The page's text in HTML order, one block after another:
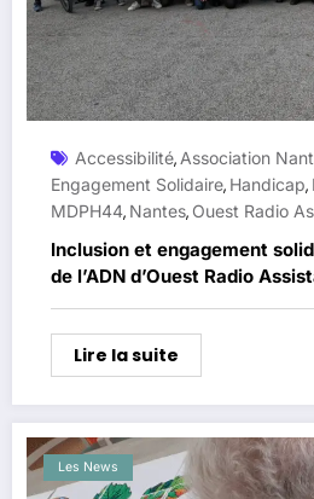
Accessibilité, Association
Engagement Solidaire, Handicap,
MDPH44, Nantes, Ouest Radio
Inclusion et engagement
de l’ADN d’Ouest Radio
Lire la suite
Les News